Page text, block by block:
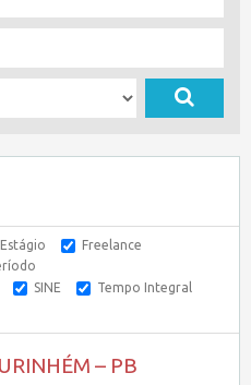
Estágio
Freelance
SINE
Tempo Integral
– PB